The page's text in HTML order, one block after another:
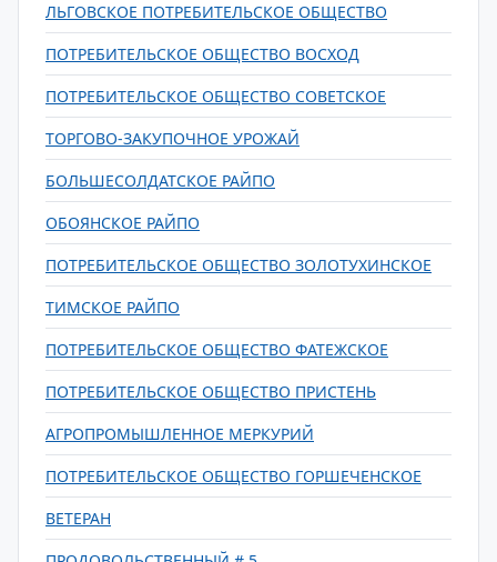
ЛЬГОВСКОЕ ПОТРЕБИТЕЛЬСКОЕ ОБЩЕСТВО
ПОТРЕБИТЕЛЬСКОЕ ОБЩЕСТВО ВОСХОД
ПОТРЕБИТЕЛЬСКОЕ ОБЩЕСТВО СОВЕТСКОЕ
ТОРГОВО-ЗАКУПОЧНОЕ УРОЖАЙ
БОЛЬШЕСОЛДАТСКОЕ РАЙПО
ОБОЯНСКОЕ РАЙПО
ПОТРЕБИТЕЛЬСКОЕ ОБЩЕСТВО ЗОЛОТУХИНСКОЕ
ТИМСКОЕ РАЙПО
ПОТРЕБИТЕЛЬСКОЕ ОБЩЕСТВО ФАТЕЖСКОЕ
ПОТРЕБИТЕЛЬСКОЕ ОБЩЕСТВО ПРИСТЕНЬ
АГРОПРОМЫШЛЕННОЕ МЕРКУРИЙ
ПОТРЕБИТЕЛЬСКОЕ ОБЩЕСТВО ГОРШЕЧЕНСКОЕ
ВЕТЕРАН